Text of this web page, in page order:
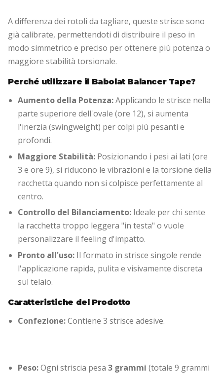
A differenza dei rotoli da tagliare, queste strisce sono
già calibrate, permettendoti di distribuire il peso in
modo simmetrico e preciso per ottenere più potenza o
maggiore stabilità torsionale.
Perché utilizzare il Babolat Balancer Tape?
Aumento della Potenza:Applicando le strisce nella
parte superiore dell'ovale (ore 12), si aumenta
l'inerzia (swingweight) per colpi più pesanti e
profondi.
Maggiore Stabilità: Posizionando i pesi ai lati (ore
3 e ore 9), si riducono le vibrazioni e la torsione della
racchetta quando non si colpisce perfettamente al
centro.
Controllo del Bilanciamento: Ideale per chi sente
la racchetta troppo leggera "in testa" o vuole
personalizzare il feeling d'impatto.
Pronto all'uso: Il formato in strisce singole rende
l'applicazione rapida, pulita e visivamente discreta
sul telaio.
Caratteristiche del Prodotto
Confezione:Contiene 3 strisce adesive.
Peso:Ogni striscia pesa 3 grammi (totale 9 grammi